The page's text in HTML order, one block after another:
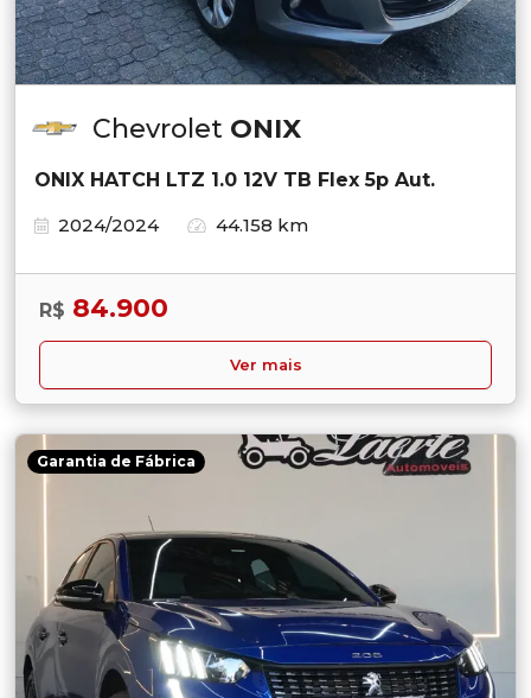
Chevrolet ONIX
ONIX HATCH LTZ 1.0 12V TB Flex 5p Aut.
2024/2024
44.158 km
R$ 84.900
Ver mais
Garantia de Fábrica